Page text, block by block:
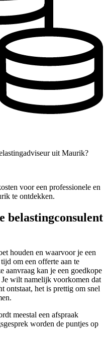
uit Maurik?
voor een professionele en
te ontdekken.
belastingconsulent
houden en waarvoor je een
om een offerte aan te
aanvraag kan je een goedkope
wilt namelijk voorkomen dat
ontstaat, het is prettig om snel
meestal een afspraak
worden de puntjes op